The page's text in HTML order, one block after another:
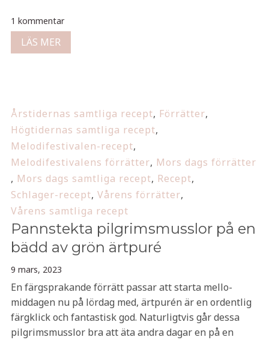
1 kommentar
LÄS MER
Årstidernas samtliga recept, Förrätter,
Högtidernas samtliga recept,
Melodifestivalen-recept,
Melodifestivalens förrätter, Mors dags förrätter
, Mors dags samtliga recept, Recept,
Schlager-recept, Vårens förrätter,
Vårens samtliga recept
Pannstekta pilgrimsmusslor på en
bädd av grön ärtpuré
9 mars, 2023
En färgsprakande förrätt passar att starta mello-
middagen nu på lördag med, ärtpurén är en ordentlig
färgklick och fantastisk god. Naturligtvis går dessa
pilgrimsmusslor bra att äta andra dagar en på en